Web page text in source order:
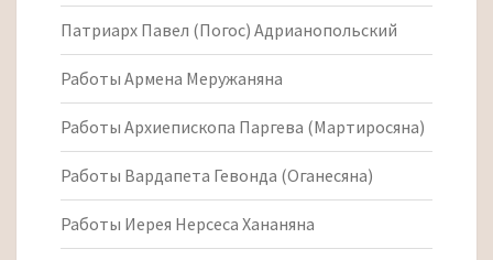
Патриарх Павел (Погос) Адрианопольский
Работы Армена Меружаняна
Работы Архиепископа Паргева (Мартиросяна)
Работы Вардапета Гевонда (Оганесяна)
Работы Иерея Нерсеса Хананяна